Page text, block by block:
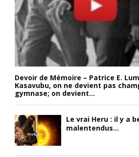
Devoir de Mémoire – Patrice E.
Kasavubu, on ne devient pas
gymnase; on devient...
Le vrai Heru : il y a
malentendus...